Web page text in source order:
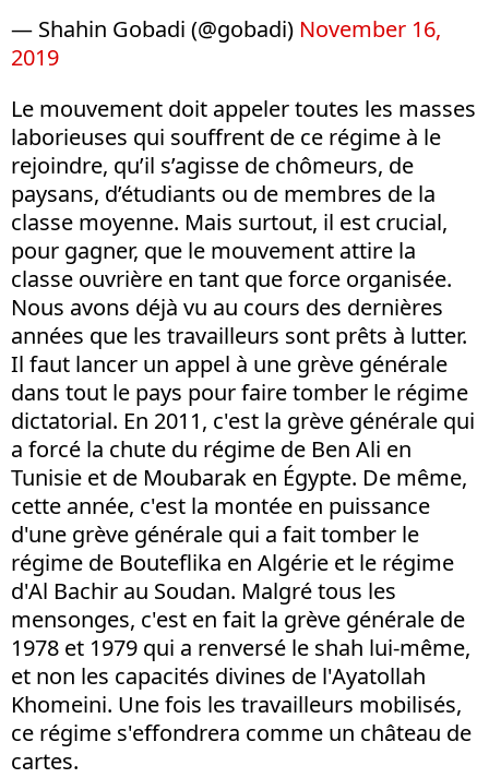
— Shahin Gobadi (@gobadi) November 16,
2019
Le mouvement doit appeler toutes les masses
laborieuses qui souffrent de ce régime à le
rejoindre, qu’il s’agisse de chômeurs, de
paysans, d’étudiants ou de membres de la
classe moyenne. Mais surtout, il est crucial,
pour gagner, que le mouvement attire la
classe ouvrière en tant que force organisée.
Nous avons déjà vu au cours des dernières
années que les travailleurs sont prêts à lutter.
Il faut lancer un appel à une grève générale
dans tout le pays pour faire tomber le régime
dictatorial. En 2011, c'est la grève générale qui
a forcé la chute du régime de Ben Ali en
Tunisie et de Moubarak en Égypte. De même,
cette année, c'est la montée en puissance
d'une grève générale qui a fait tomber le
régime de Bouteflika en Algérie et le régime
d'Al Bachir au Soudan. Malgré tous les
mensonges, c'est en fait la grève générale de
1978 et 1979 qui a renversé le shah lui-même,
et non les capacités divines de l'Ayatollah
Khomeini. Une fois les travailleurs mobilisés,
ce régime s'effondrera comme un château de
cartes.